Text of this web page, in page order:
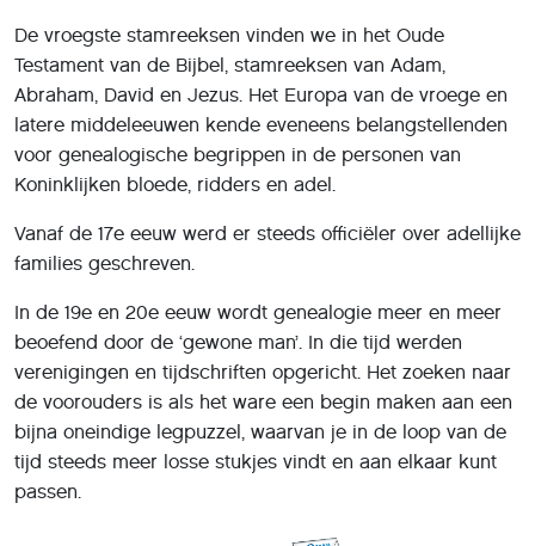
De vroegste stamreeksen vinden we in het Oude
Testament van de Bijbel, stamreeksen van Adam,
Abraham, David en Jezus. Het Europa van de vroege en
latere middeleeuwen kende eveneens belangstellenden
voor genealogische begrippen in de personen van
Koninklijken bloede, ridders en adel.
Vanaf de 17e eeuw werd er steeds officiëler over adellijke
families geschreven.
In de 19e en 20e eeuw wordt genealogie meer en meer
beoefend door de ‘gewone man’. In die tijd werden
verenigingen en tijdschriften opgericht. Het zoeken naar
de voorouders is als het ware een begin maken aan een
bijna oneindige legpuzzel, waarvan je in de loop van de
tijd steeds meer losse stukjes vindt en aan elkaar kunt
passen.